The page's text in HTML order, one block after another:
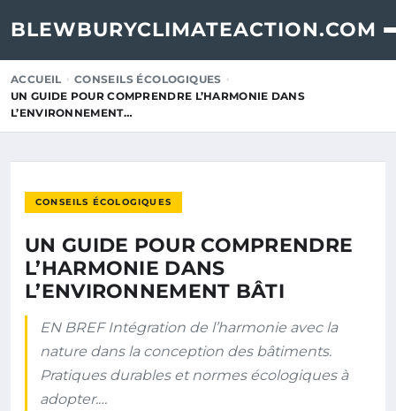
BLEWBURYCLIMATEACTION.COM
ACCUEIL
CONSEILS ÉCOLOGIQUES
UN GUIDE POUR COMPRENDRE L’HARMONIE DANS
L’ENVIRONNEMENT…
CONSEILS ÉCOLOGIQUES
UN GUIDE POUR COMPRENDRE
L’HARMONIE DANS
L’ENVIRONNEMENT BÂTI
EN BREF Intégration de l’harmonie avec la
nature dans la conception des bâtiments.
Pratiques durables et normes écologiques à
adopter.…